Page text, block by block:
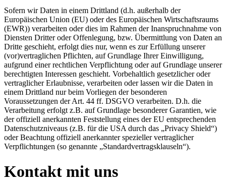
Sofern wir Daten in einem Drittland (d.h. außerhalb der
Europäischen Union (EU) oder des Europäischen Wirtschaftsraums
(EWR)) verarbeiten oder dies im Rahmen der Inanspruchnahme von
Diensten Dritter oder Offenlegung, bzw. Übermittlung von Daten an
Dritte geschieht, erfolgt dies nur, wenn es zur Erfüllung unserer
(vor)vertraglichen Pflichten, auf Grundlage Ihrer Einwilligung,
aufgrund einer rechtlichen Verpflichtung oder auf Grundlage unserer
berechtigten Interessen geschieht. Vorbehaltlich gesetzlicher oder
vertraglicher Erlaubnisse, verarbeiten oder lassen wir die Daten in
einem Drittland nur beim Vorliegen der besonderen
Voraussetzungen der Art. 44 ff. DSGVO verarbeiten. D.h. die
Verarbeitung erfolgt z.B. auf Grundlage besonderer Garantien, wie
der offiziell anerkannten Feststellung eines der EU entsprechenden
Datenschutzniveaus (z.B. für die USA durch das „Privacy Shield“)
oder Beachtung offiziell anerkannter spezieller vertraglicher
Verpflichtungen (so genannte „Standardvertragsklauseln“).
Kontakt mit uns